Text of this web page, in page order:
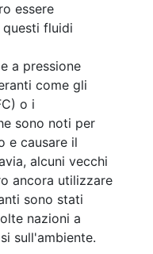
essere
fluidi
a pressione
come gli
o i
sono noti per
e causare il
alcuni vecchi
ancora utilizzare
sono stati
nazioni a
sull'ambiente.